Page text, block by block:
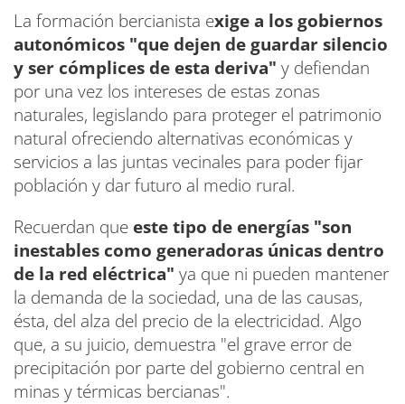
La formación bercianista exige a los gobiernos
autonómicos "que dejen de guardar silencio
y ser cómplices de esta deriva" y defiendan
por una vez los intereses de estas zonas
naturales, legislando para proteger el patrimonio
natural ofreciendo alternativas económicas y
servicios a las juntas vecinales para poder fijar
población y dar futuro al medio rural.
Recuerdan que este tipo de energías "son
inestables como generadoras únicas dentro
de la red eléctrica" ya que ni pueden mantener
la demanda de la sociedad, una de las causas,
ésta, del alza del precio de la electricidad. Algo
que, a su juicio, demuestra "el grave error de
precipitación por parte del gobierno central en
minas y térmicas bercianas".